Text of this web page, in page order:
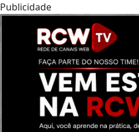
Publicidade